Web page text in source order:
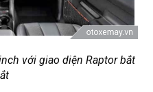
với giao diện Raptor bắt